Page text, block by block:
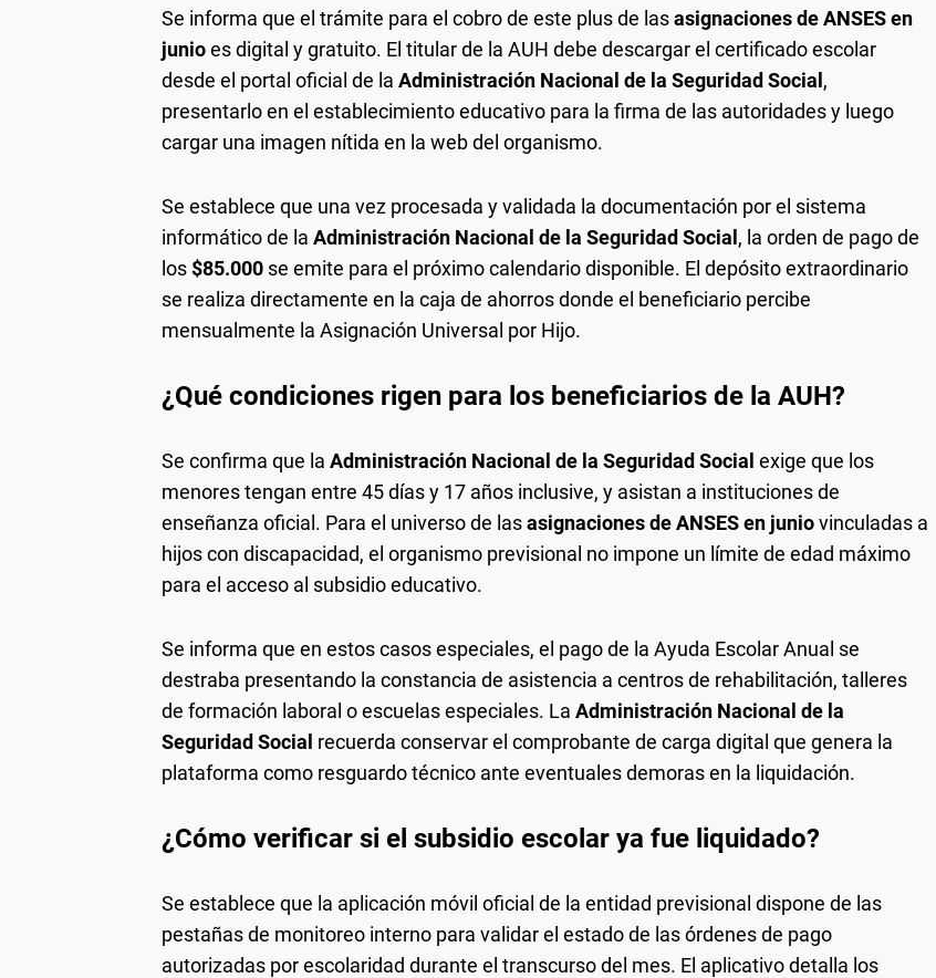
Se informa que el trámite para el cobro de este plus de lasasignaciones de ANSES en
junioes digital y gratuito. El titular de la AUH debe descargar el certificado escolar
desde el portal oficial de la Administración Nacional de la Seguridad Social,
presentarlo en el establecimiento educativo para la firma de las autoridades y luego
cargar una imagen nítida en la web del organismo.
Se establece que una vez procesada y validada la documentación por el sistema
informático de la Administración Nacional de la Seguridad Social, la orden de pago de
los$85.000 se emite para el próximo calendario disponible. El depósito extraordinario
se realiza directamente en la caja de ahorros donde el beneficiario percibe
mensualmente la Asignación Universal por Hijo.
¿Qué condiciones rigen para los beneficiarios de la AUH?
Se confirma que la Administración Nacional de la Seguridad Social exige que los
menores tengan entre 45 días y 17 años inclusive, y asistan a instituciones de
enseñanza oficial. Para el universo de lasasignaciones de ANSES en juniovinculadas a
hijos con discapacidad, el organismo previsional no impone un límite de edad máximo
para el acceso al subsidio educativo.
Se informa que en estos casos especiales, el pago de la Ayuda Escolar Anual se
destraba presentando la constancia de asistencia a centros de rehabilitación, talleres
de formación laboral o escuelas especiales. La Administración Nacional de la
Seguridad Social recuerda conservar el comprobante de carga digital que genera la
plataforma como resguardo técnico ante eventuales demoras en la liquidación.
¿Cómo verificar si el subsidio escolar ya fue liquidado?
Se establece que la aplicación móvil oficial de la entidad previsional dispone de las
pestañas de monitoreo interno para validar el estado de las órdenes de pago
autorizadas por escolaridad durante el transcurso del mes. El aplicativo detalla los